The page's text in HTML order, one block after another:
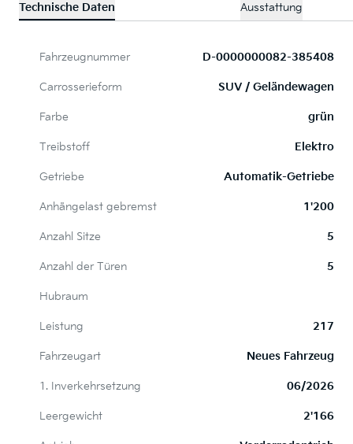
Technische Daten Ausstattung
Fahrzeugnummer D-0000000082-385408
Carrosserieform SUV / Geländewagen
Farbe grün
Treibstoff Elektro
Getriebe Automatik-Getriebe
Anhängelast gebremst 1'200
Anzahl Sitze 5
Anzahl der Türen 5
Hubraum
Leistung 217
Fahrzeugart Neues Fahrzeug
1. Inverkehrsetzung 06/2026
Leergewicht 2'166